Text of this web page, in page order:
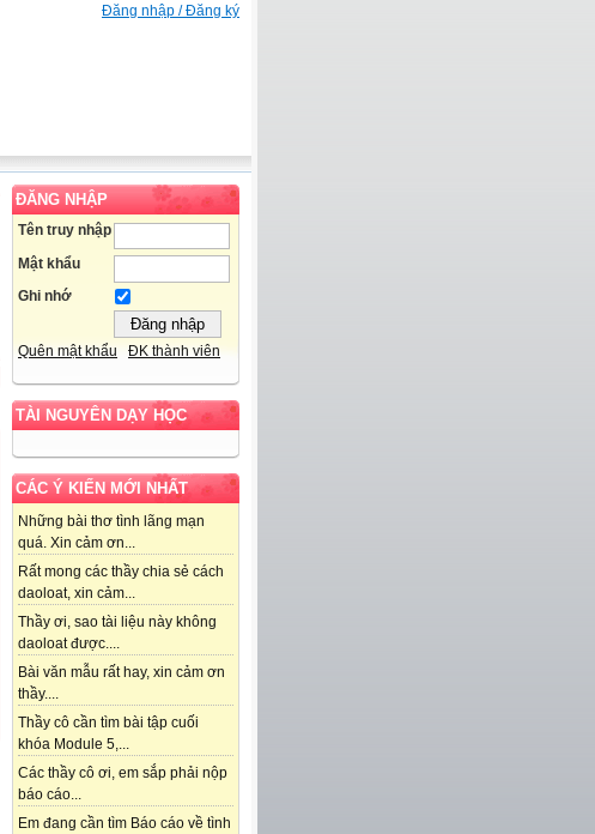
Đăng nhập / Đăng ký
ĐĂNG NHẬP
Tên truy nhập
Mật khẩu
Ghi nhớ
Quên mật khẩu ĐK thành viên
TÀI NGUYÊN DẠY HỌC
CÁC Ý KIẾN MỚI NHẤT
Những bài thơ tình lãng mạn
quá. Xin cảm ơn...
Rất mong các thầy chia sẻ cách
daoloat, xin cảm...
Thầy ơi, sao tài liệu này không
daoloat được....
Bài văn mẫu rất hay, xin cảm ơn
thầy....
Thầy cô cần tìm bài tập cuối
khóa Module 5,...
Các thầy cô ơi, em sắp phải nộp
báo cáo...
Em đang cần tìm Báo cáo về tình